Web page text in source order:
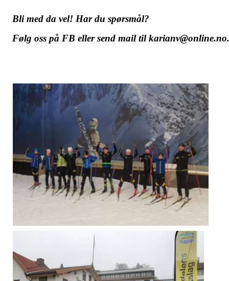
Bli med da vel! Har du spørsmål?
Følg oss på FB eller send mail til karianv@online.no.